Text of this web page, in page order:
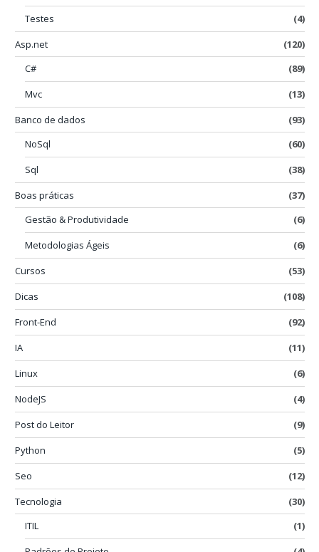
Testes
(4)
Asp.net
(120)
C#
(89)
Mvc
(13)
Banco de dados
(93)
NoSql
(60)
Sql
(38)
Boas práticas
(37)
Gestão & Produtividade
(6)
Metodologias Ágeis
(6)
Cursos
(53)
Dicas
(108)
Front-End
(92)
IA
(11)
Linux
(6)
NodeJS
(4)
Post do Leitor
(9)
Python
(5)
Seo
(12)
Tecnologia
(30)
ITIL
(1)